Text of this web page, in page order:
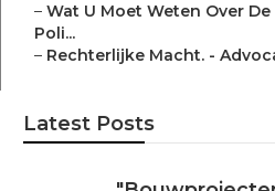
– Wat U Moet Weten Over
Poli...
– Rechterlijke Macht. -
Latest Posts